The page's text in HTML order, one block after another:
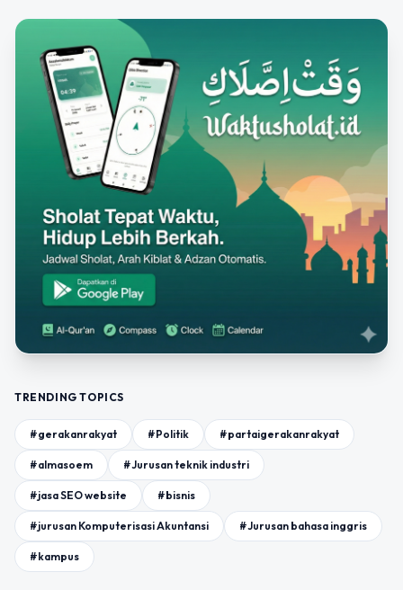
TRENDING TOPICS
#gerakanrakyat #Politik #partaigerakanrakyat
#almasoem #Jurusan teknik industri
#jasa SEO website #bisnis
#jurusan Komputerisasi Akuntansi #Jurusan bahasa inggris
#kampus